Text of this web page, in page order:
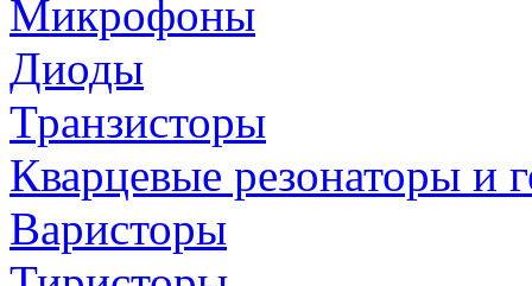
Микрофоны
Диоды
Транзисторы
Кварцевые резонаторы и
Варисторы